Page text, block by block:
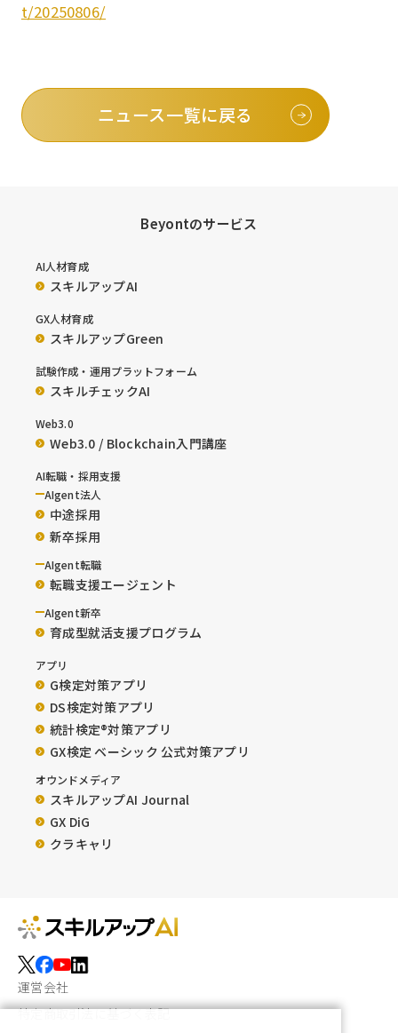
t/20250806/
ニュース一覧に戻る
Beyontのサービス
AI人材育成
スキルアップAI
GX人材育成
スキルアップGreen
試験作成・運用プラットフォーム
スキルチェックAI
Web3.0
Web3.0 / Blockchain入門講座
AI転職・採用支援
AIgent法人
中途採用
新卒採用
AIgent転職
転職支援エージェント
AIgent新卒
育成型就活支援プログラム
アプリ
G検定対策アプリ
DS検定対策アプリ
統計検定®︎対策アプリ
GX検定 ベーシック 公式対策アプリ
オウンドメディア
スキルアップAI Journal
GX DiG
クラキャリ
運営会社
特定商取引法に基づく表記